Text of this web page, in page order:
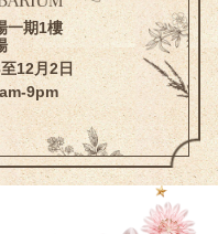
一期1樓
12月2日
9pm